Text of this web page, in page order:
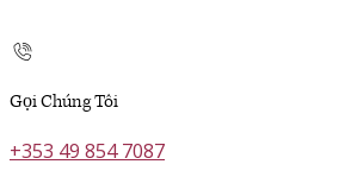
Gọi Chúng Tôi
+353 49 854 7087